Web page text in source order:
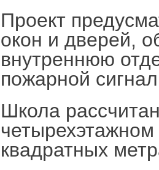
Проект
окон и дверей,
внутреннюю
пожарной
Школа
квадратных